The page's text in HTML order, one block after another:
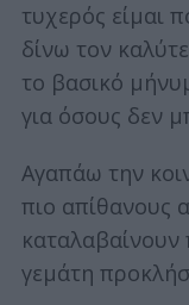
τυχερός είμαι
δίνω τον
το βασικό
για όσους δεν
Αγαπάω την
πιο απίθανους
καταλαβαίνουν
γεμάτη